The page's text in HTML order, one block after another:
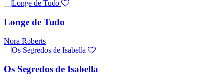
Longe de Tudo
Nora Roberts
Os Segredos de Isabella